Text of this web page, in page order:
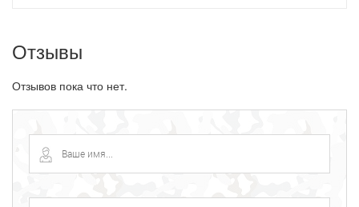
Отзывы
Отзывов пока что нет.